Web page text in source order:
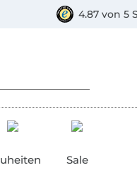
4.87 von 5
Sale